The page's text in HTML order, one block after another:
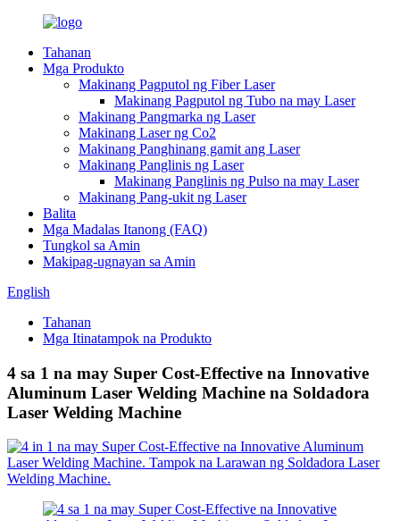
Tahanan
Mga Produkto
Makinang Pagputol ng Fiber Laser
Makinang Pagputol ng Tubo na may Laser
Makinang Pangmarka ng Laser
Makinang Laser ng Co2
Makinang Panghinang gamit ang Laser
Makinang Panglinis ng Laser
Makinang Panglinis ng Pulso na may Laser
Makinang Pang-ukit ng Laser
Balita
Mga Madalas Itanong (FAQ)
Tungkol sa Amin
Makipag-ugnayan sa Amin
English
Tahanan
Mga Itinatampok na Produkto
4 sa 1 na may Super Cost-Effective na Innovative
Aluminum Laser Welding Machine na Soldadora
Laser Welding Machine